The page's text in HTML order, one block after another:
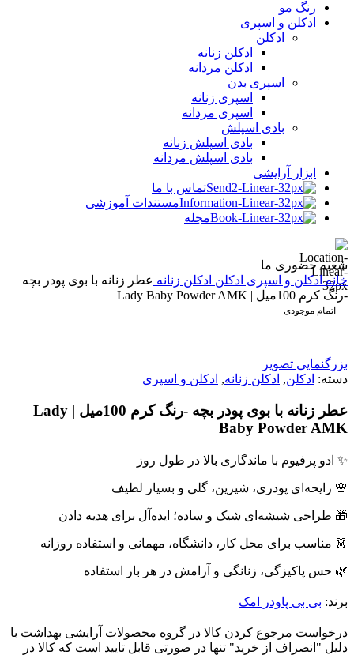
رنگ مو
ادکلن و اسپری
ادکلن
ادکلن زنانه
ادکلن مردانه
اسپری بدن
اسپری زنانه
اسپری مردانه
بادی اسپلش
بادی اسپلش زنانه
بادی اسپلش مردانه
ابزار آرایشی
تماس با ما
مستندات آموزشی
مجله
شعبه حضوری ما
خانهادکلن و اسپری ادکلن ادکلن زنانه عطر زنانه با بوی پودر بچه
-رنگ کرم 100میل | Lady Baby Powder AMK
اتمام موجودی
بزرگنمایی تصویر
دسته: ادکلن, ادکلن زنانه, ادکلن و اسپری
عطر زنانه با بوی پودر بچه -رنگ کرم 100میل | Lady
Baby Powder AMK
✨ ادو پرفیوم با ماندگاری بالا در طول روز
🌸 رایحه‌ای پودری، شیرین، گلی و بسیار لطیف
🎁 طراحی شیشه‌ای شیک و ساده؛ ایده‌آل برای هدیه دادن
👗 مناسب برای محل کار، دانشگاه، مهمانی و استفاده روزانه
🌿 حس پاکیزگی، زنانگی و آرامش در هر بار استفاده
برند: بی بی پاودر امک
درخواست مرجوع کردن کالا در گروه محصولات آرایشی بهداشت با
دلیل "انصراف از خرید" تنها در صورتی قابل تایید است که کالا در